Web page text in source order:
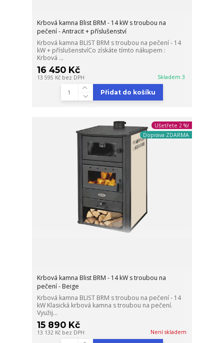
Krbová kamna Blist BRM - 14 kW s troubou na
pečení - Antracit + příslušenství
Krbová kamna BLIST BRM s troubou na pečení - 14
kW + příslušenstvíCo získáte tímto nákupem :
Krbová ...
16 450 Kč
13 595 Kč bez DPH Skladem 3
Přidat do košíku
Ušetřete 2 %!
Doprava ZDARMA
Krbová kamna Blist BRM - 14 kW s troubou na
pečení - Beige
Krbová kamna BLIST BRM s troubou na pečení - 14
kW Klasická krbová kamna s troubou na pečení.
Využij...
15 890 Kč
13 132 Kč bez DPH Není skladem